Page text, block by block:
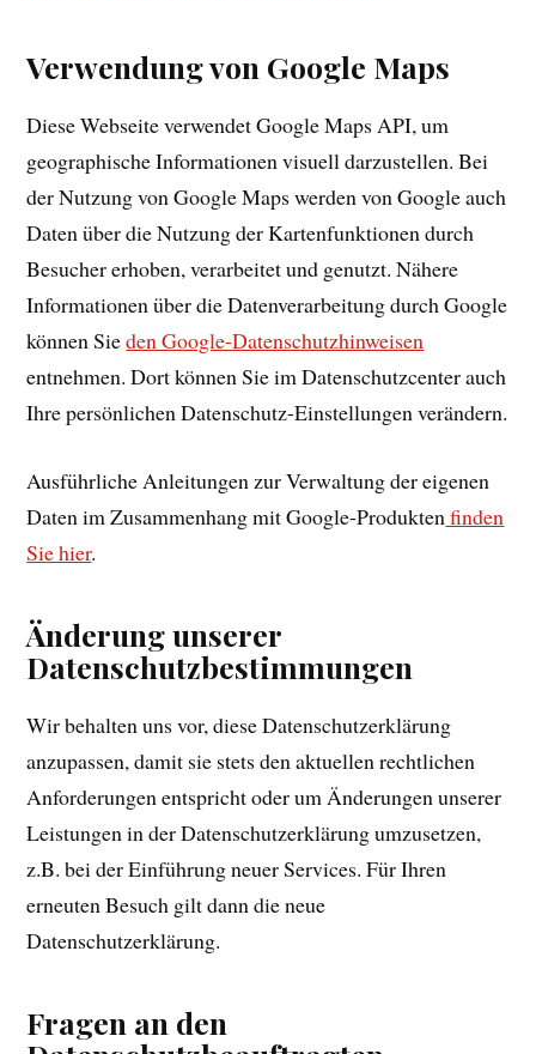
Verwendung von Google Maps
Diese Webseite verwendet Google Maps API, um
geographische Informationen visuell darzustellen. Bei
der Nutzung von Google Maps werden von Google auch
Daten über die Nutzung der Kartenfunktionen durch
Besucher erhoben, verarbeitet und genutzt. Nähere
Informationen über die Datenverarbeitung durch Google
können Sieden Google-Datenschutzhinweisen
entnehmen. Dort können Sie im Datenschutzcenter auch
Ihre persönlichen Datenschutz-Einstellungen verändern.
Ausführliche Anleitungen zur Verwaltung der eigenen
Daten im Zusammenhang mit Google-Produkten finden
Sie hier.
Änderung unserer
Datenschutzbestimmungen
Wir behalten uns vor, diese Datenschutzerklärung
anzupassen, damit sie stets den aktuellen rechtlichen
Anforderungen entspricht oder um Änderungen unserer
Leistungen in der Datenschutzerklärung umzusetzen,
z.B. bei der Einführung neuer Services. Für Ihren
erneuten Besuch gilt dann die neue
Datenschutzerklärung.
Fragen an den